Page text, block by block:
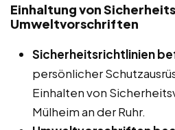
Einhaltung von
Umweltvorschriften
Sicherheitsrichtlinien
persönlicher
Einhalten von
Mülheim an der Ruhr.